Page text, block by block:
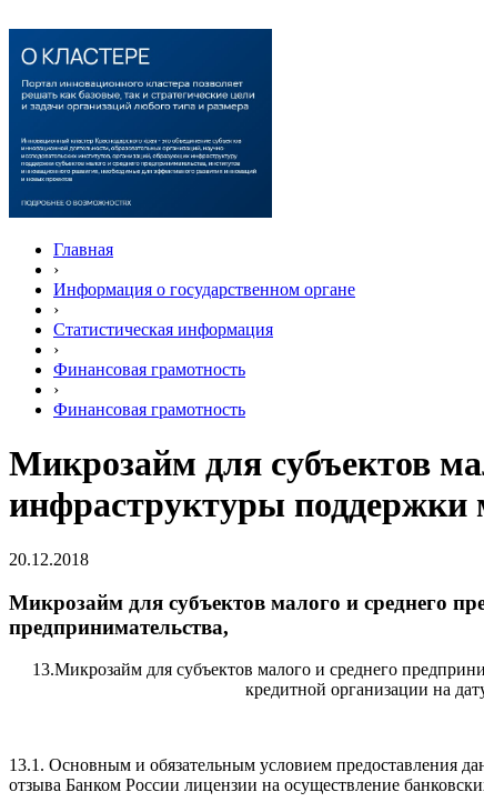
Главная
›
Информация о государственном органе
›
Статистическая информация
›
Финансовая грамотность
›
Финансовая грамотность
Микрозайм для субъектов
инфраструктуры поддержки
20.12.2018
Микрозайм для субъектов малого и среднего
предпринимательства,
13.Микрозайм для субъектов малого и среднего
кредитной организации на
13.1. Основным и обязательным условием предоставления
отзыва Банком России лицензии на осуществление